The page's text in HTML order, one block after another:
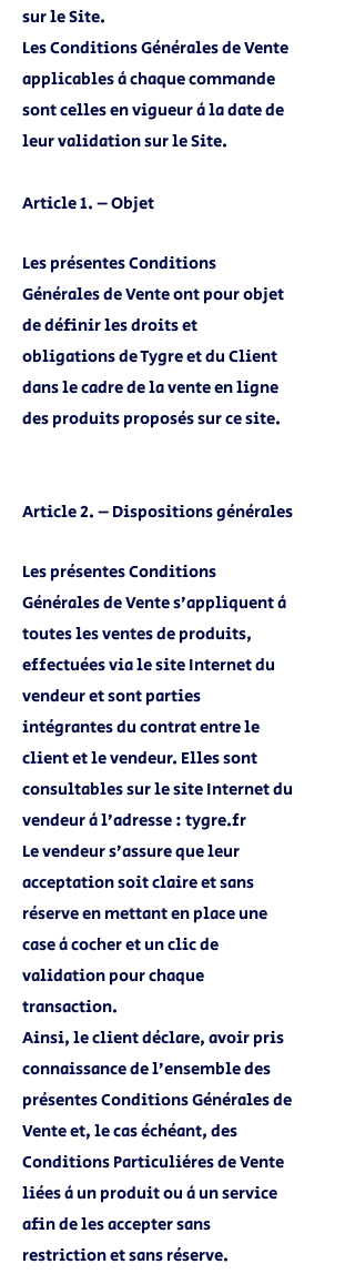
sur le Site.
Les Conditions Générales de Vente
applicables à chaque commande
sont celles en vigueur à la date de
leur validation sur le Site.
Article 1. – Objet
Les présentes Conditions
Générales de Vente ont pour objet
de définir les droits et
obligations de Tygre et du Client
dans le cadre de la vente en ligne
des produits proposés sur ce site.
Article 2. – Dispositions générales
Les présentes Conditions
Générales de Vente s’appliquent à
toutes les ventes de produits,
effectuées via le site Internet du
vendeur et sont parties
intégrantes du contrat entre le
client et le vendeur. Elles sont
consultables sur le site Internet du
vendeur à l’adresse : tygre.fr
Le vendeur s’assure que leur
acceptation soit claire et sans
réserve en mettant en place une
case à cocher et un clic de
validation pour chaque
transaction.
Ainsi, le client déclare, avoir pris
connaissance de l’ensemble des
présentes Conditions Générales de
Vente et, le cas échéant, des
Conditions Particulières de Vente
liées à un produit ou à un service
afin de les accepter sans
restriction et sans réserve.